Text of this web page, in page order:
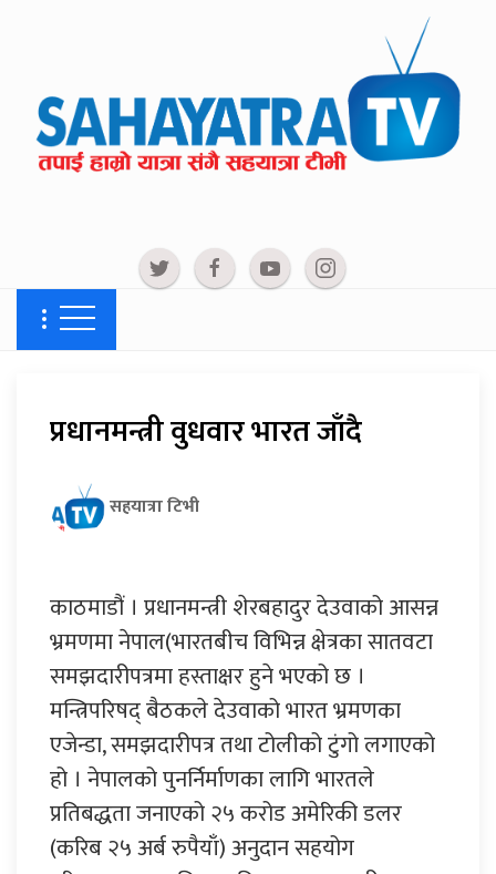
प्रधानमन्त्री वुधवार भारत जाँदै
सहयात्रा टिभी
काठमाडौं । प्रधानमन्त्री शेरबहादुर देउवाको आसन्न
भ्रमणमा नेपाल(भारतबीच विभिन्न क्षेत्रका सातवटा
समझदारीपत्रमा हस्ताक्षर हुने भएको छ ।
मन्त्रिपरिषद् बैठकले देउवाको भारत भ्रमणका
एजेन्डा, समझदारीपत्र तथा टोलीको टुंगो लगाएको
हो । नेपालको पुनर्निर्माणका लागि भारतले
प्रतिबद्धता जनाएको २५ करोड अमेरिकी डलर
(करिब २५ अर्ब रुपैयाँ) अनुदान सहयोग